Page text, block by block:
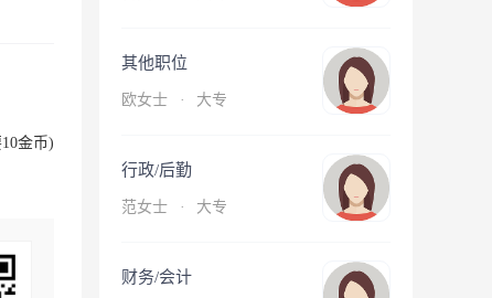
金币)
其他职位
欧女士 · 大专
行政/后勤
范女士 · 大专
财务/会计